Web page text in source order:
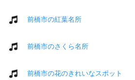
前橋市の紅葉名所
前橋市のさくら名所
前橋市の花のきれいなスポット